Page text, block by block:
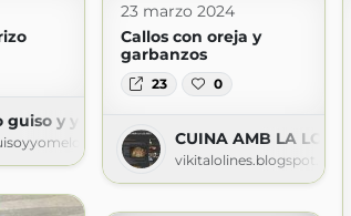
guiso y yo me lo como
23 marzo 2024
Callos con oreja y
garbanzos
23 0
CUINA AMB LA
vikitalolines.blogspot.com